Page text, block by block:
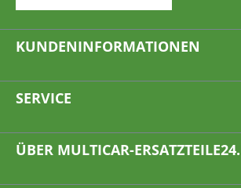
KUNDENINFORMATIONEN
SERVICE
ÜBER MULTICAR-